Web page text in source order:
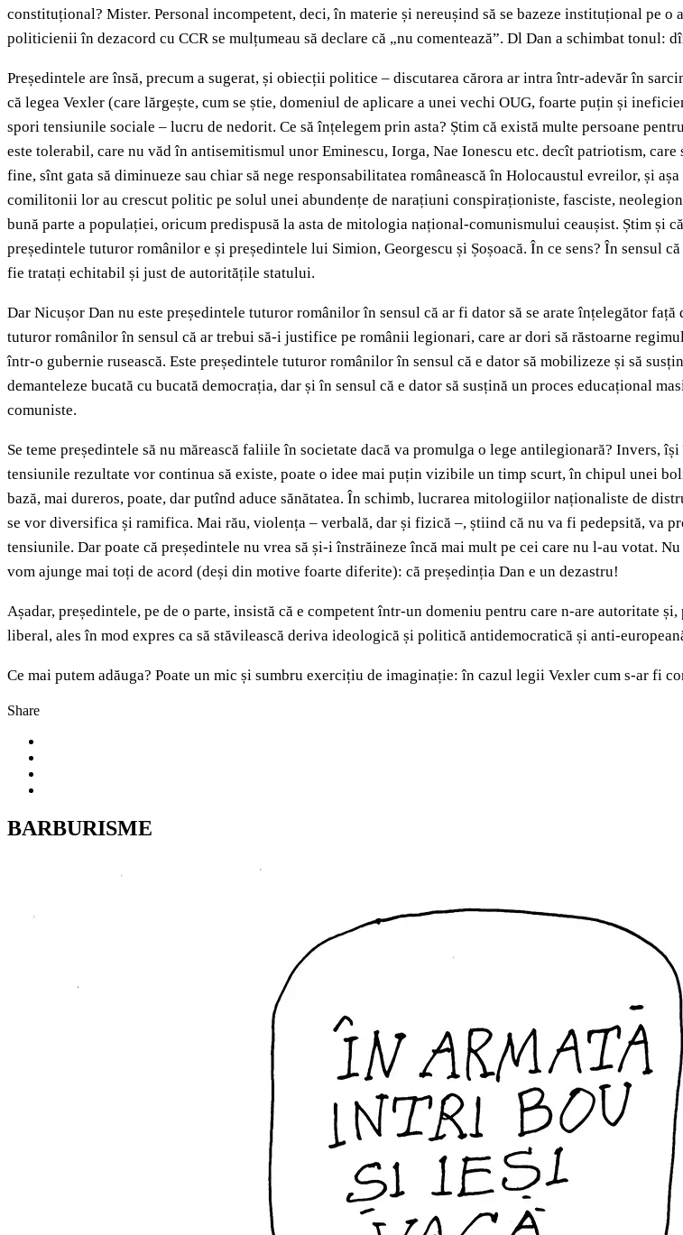
constituțional? Mister. Personal incompetent, deci, în materie și nereușind să se bazeze instituțional pe
politicienii în dezacord cu CCR se mulțumeau să declare că „nu comentează”. Dl Dan a schimbat
Președintele are însă, precum a sugerat, și obiecții politice – discutarea cărora ar intra într-adevăr în
că legea Vexler (care lărgește, cum se știe, domeniul de aplicare a unei vechi OUG, foarte puțin și
spori tensiunile sociale – lucru de nedorit. Ce să înțelegem prin asta? Știm că există multe persoane
este tolerabil, care nu văd în antisemitismul unor Eminescu, Iorga, Nae Ionescu etc. decît patriotism,
fine, sînt gata să diminueze sau chiar să nege responsabilitatea românească în Holocaustul evreilor, și
comilitonii lor au crescut politic pe solul unei abundențe de narațiuni conspiraționiste, fasciste,
bună parte a populației, oricum predispusă la asta de mitologia național-comunismului ceaușist. Știm și
președintele tuturor românilor e și președintele lui Simion, Georgescu și Șoșoacă. În ce sens? În sensul
fie tratați echitabil și just de autoritățile statului.
Dar Nicușor Dan nu este președintele tuturor românilor în sensul că ar fi dator să se arate înțelegător
tuturor românilor în sensul că ar trebui să-i justifice pe românii legionari, care ar dori să răstoarne
într-o gubernie rusească. Este președintele tuturor românilor în sensul că e dator să mobilizeze și să
demanteleze bucată cu bucată democrația, dar și în sensul că e dator să susțină un proces educațional
comuniste.
Se teme președintele să nu mărească faliile în societate dacă va promulga o lege antilegionară? Invers,
tensiunile rezultate vor continua să existe, poate o idee mai puțin vizibile un timp scurt, în chipul unei
bază, mai dureros, poate, dar putînd aduce sănătatea. În schimb, lucrarea mitologiilor naționaliste de
se vor diversifica și ramifica. Mai rău, violența – verbală, dar și fizică –, știind că nu va fi pedepsită,
tensiunile. Dar poate că președintele nu vrea să și-i înstrăineze încă mai mult pe cei care nu l-au votat.
vom ajunge mai toți de acord (deși din motive foarte diferite): că președinția Dan e un dezastru!
Așadar, președintele, pe de o parte, insistă că e competent într-un domeniu pentru care n-are autoritate
liberal, ales în mod expres ca să stăvilească deriva ideologică și politică antidemocratică și anti-
Ce mai putem adăuga? Poate un mic și sumbru exercițiu de imaginație: în cazul legii Vexler cum s-ar fi
Share
BARBURISME